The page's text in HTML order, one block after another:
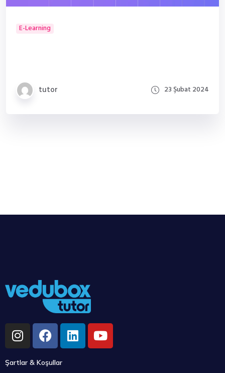
E-Learning
tutor 23 Şubat 2024
Şartlar & Koşullar